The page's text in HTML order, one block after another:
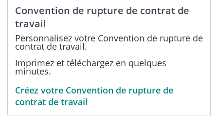
Convention de rupture de contrat de
travail
Personnalisez votre Convention de rupture de
contrat de travail.
Imprimez et téléchargez en quelques
minutes.
Créez votre Convention de rupture de
contrat de travail